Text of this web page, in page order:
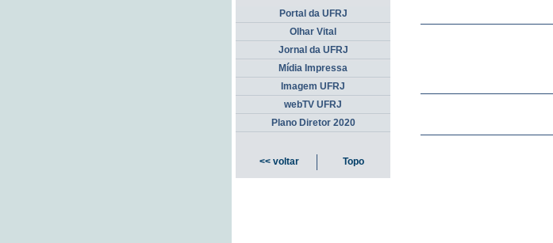
Portal da UFRJ
Olhar Vital
Jornal da UFRJ
Mídia Impressa
Imagem UFRJ
webTV UFRJ
Plano Diretor 2020
<< voltar Topo